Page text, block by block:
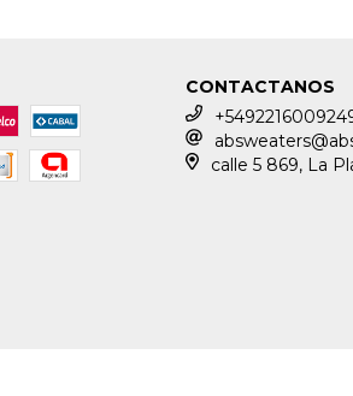
CONTACTANOS
calle 5 869, La